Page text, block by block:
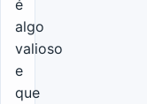
é
algo
valioso
e
que